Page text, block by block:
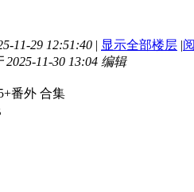
11-29 12:51:40 | 显示全部楼层 |
11-30 13:04 编辑
番外 合集